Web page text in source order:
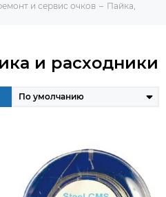
и сервис очков
Пайка,
и расходники